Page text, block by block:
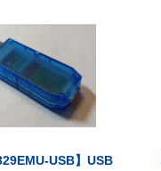
USB】USB